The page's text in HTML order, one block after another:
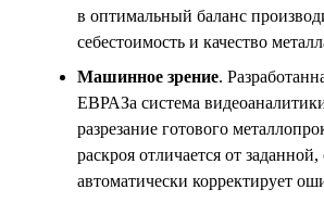
в оптимальный баланс
себестоимость и качество
Машинное зрение.
ЕВРАЗа система
разрезание готового
раскроя отличается от заданной,
автоматически корректирует